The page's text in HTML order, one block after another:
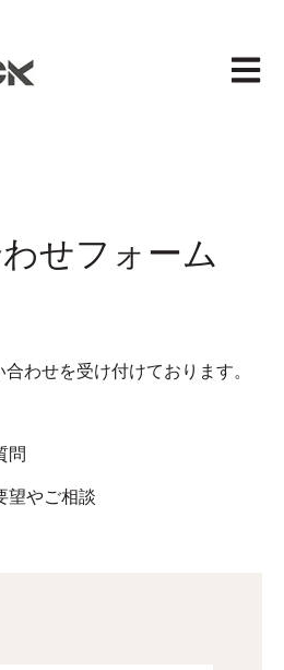
メイ
せフォーム
わせを受け付けております。
問
望やご相談